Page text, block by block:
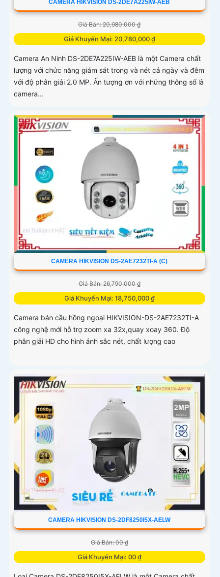
CAMERA HIKVISION DS-2DE7A225IW-AEB
Giá Bán: 20,980,000 ₫
Giá Khuyến Mại: 20,780,000 ₫
Camera An Ninh DS-2DE7A225IW-AEB là một Camera chất
lượng với chức năng giám sát trong và nét cả ngày và đêm
với độ phân giải 2.0 MP. Ấn tượng ơn với những thông số là
camera...
CAMERA HIKVISION DS-2AE7232TI-A (C)
Giá Bán: 26,790,000 ₫
Giá Khuyến Mại: 18,750,000 ₫
Camera bán cầu hồng ngoại HIKVISION-DS-2AE7232TI-A
công nghệ mới hỗ trợ zoom xa 32x,quay xoay 360. Độ
phân giải HD cho hình ảnh sắc nét, chất lượng cao
CAMERA HIKVISION DS-2DF8250I5X-AELW
Giá Bán: 00 ₫
Giá Khuyến Mại: 00 ₫